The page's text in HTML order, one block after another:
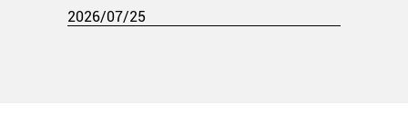
2026/07/25